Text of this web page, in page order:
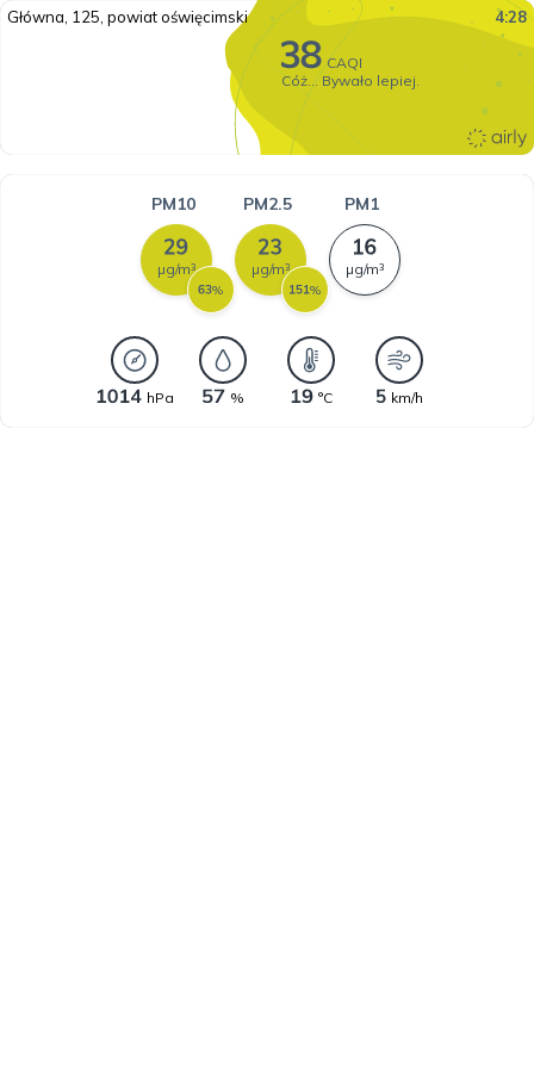
Główna, 125, powiat oświęcimski 4:28
CAQI
Cóż... Bywało lepiej.
PM10
µg/m³
%
PM2.5
µg/m³
%
PM1
µg/m³
hPa % °C km/h